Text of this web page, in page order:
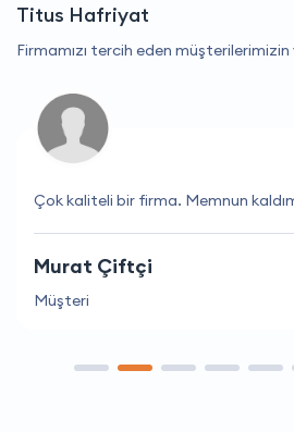
Titus Hafriyat
Firmamızı tercih eden müşterilerimizin
Çok kaliteli bir firma. Memnun
Murat Çiftçi
Müşteri